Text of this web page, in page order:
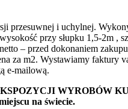
przesuwnej i uchylnej.
przy słupku 1,5-2m ,
– przed dokonaniem
za m2. Wystawiamy faktury
e-mailową.
WYROBÓW
na świecie.